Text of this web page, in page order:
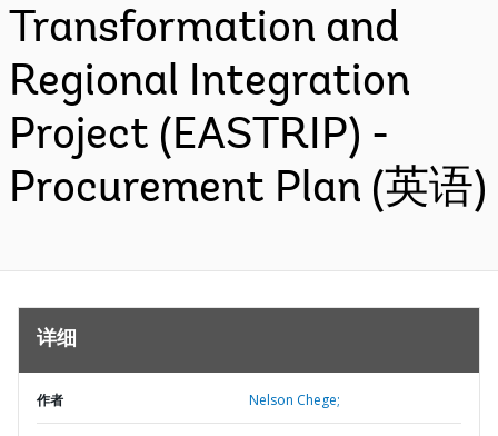
Transformation and
Regional Integration
Project (EASTRIP) -
Procurement Plan (英语)
详细
作者 Nelson Chege;